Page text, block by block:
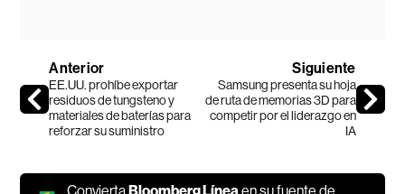
Anterior
EE.UU. prohíbe exportar
residuos de tungsteno y
materiales de baterías para
reforzar su suministro
Siguiente
Samsung presenta su hoja
de ruta de memorias 3D para
competir por el liderazgo en
IA